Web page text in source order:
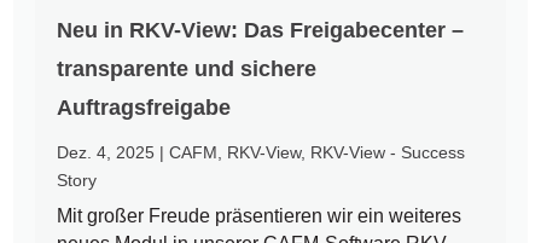
Neu in RKV-View: Das Freigabecenter –
transparente und sichere
Auftragsfreigabe
Dez. 4, 2025 |CAFM RKV-View, RKV-View - Success
Story
Mit großer Freude präsentieren wir ein weiteres